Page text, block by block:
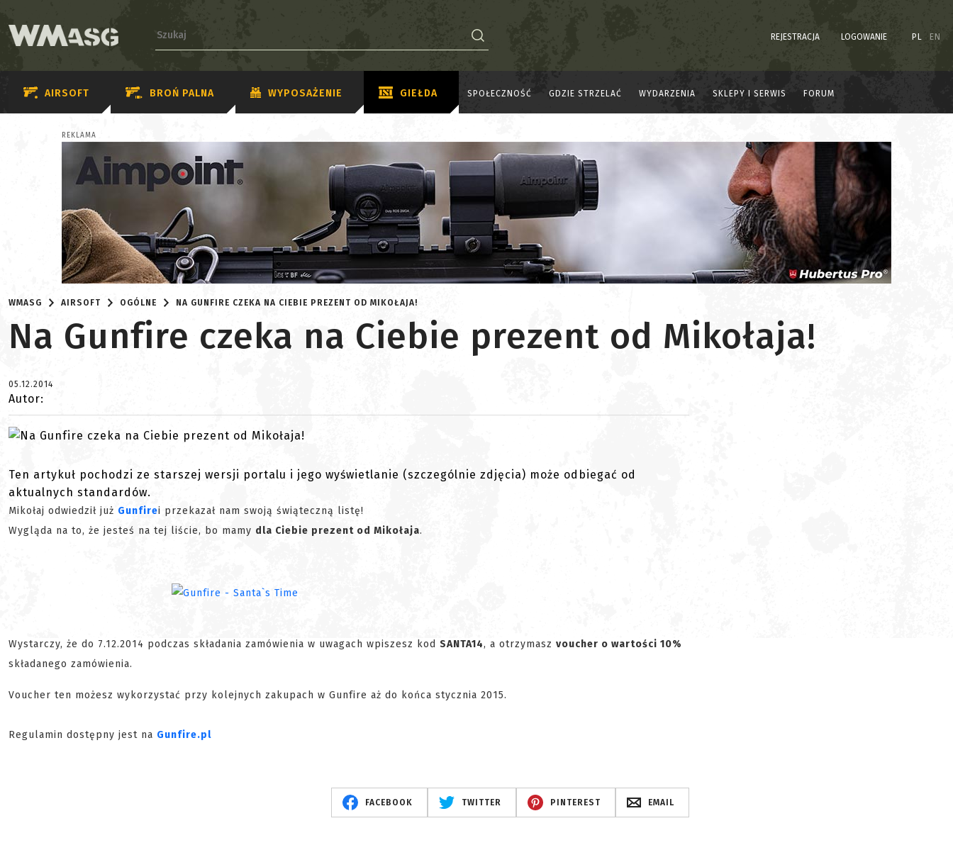
REJESTRACJA LOGOWANIE PL EN
AIRSOFT BROŃ PALNA WYPOSAŻENIE GIEŁDA SPOŁECZNOŚĆ GDZIE STRZELAĆ WYDARZENIA SKLEPY I SERWIS FORUM
REKLAMA
WMASG AIRSOFT OGÓLNE NA GUNFIRE CZEKA NA CIEBIE PREZENT OD MIKOŁAJA!
Na Gunfire czeka na Ciebie prezent od Mikołaja!
05.12.2014
Autor:
Ten artykuł pochodzi ze starszej wersji portalu i jego wyświetlanie (szczególnie zdjęcia) może odbiegać od
aktualnych standardów.
Mikołaj odwiedził już Gunfirei przekazał nam swoją świąteczną listę!
Wygląda na to, że jesteś na tej liście, bo mamy dla Ciebie prezent od Mikołaja.
Wystarczy, że do 7.12.2014 podczas składania zamówienia w uwagach wpiszesz kod SANTA14, a otrzymasz voucher o wartości 10%
składanego zamówienia.
Voucher ten możesz wykorzystać przy kolejnych zakupach w Gunfire aż do końca stycznia 2015.
Regulamin dostępny jest na Gunfire.pl
FACEBOOK TWITTER PINTEREST EMAIL